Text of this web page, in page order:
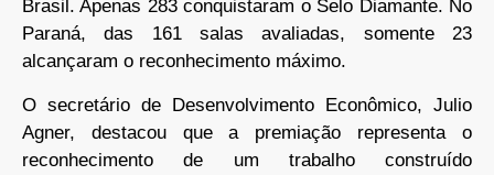
Brasil. Apenas 283 conquistaram o Selo Diamante. No
Paraná, das 161 salas avaliadas, somente 23
alcançaram o reconhecimento máximo.
O secretário de Desenvolvimento Econômico, Julio
Agner, destacou que a premiação representa o
reconhecimento de um trabalho construído